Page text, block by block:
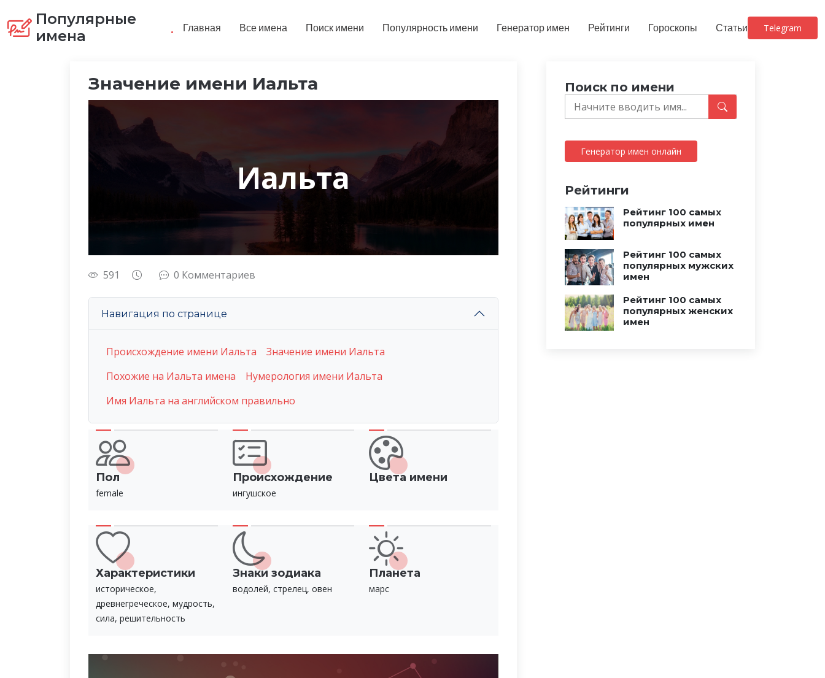
Популярные
имена
. Главная Все имена Поиск имени Популярность имени Генератор имен Рейтинги Гороскопы Статьи Telegram
Значение имени Иальта
Иальта
591 0 Комментариев
Навигация по странице
Происхождение имени Иальта
Значение имени Иальта
Похожие на Иальта имена
Нумерология имени Иальта
Имя Иальта на английском правильно
Пол
female
Происхождение
ингушское
Цвета имени
Характеристики
историческое,
древнегреческое, мудрость,
сила, решительность
Знаки зодиака
водолей, стрелец, овен
Планета
марс
Поиск по имени
Генератор имен онлайн
Рейтинги
Рейтинг 100 самых
популярных имен
Рейтинг 100 самых
популярных мужских
имен
Рейтинг 100 самых
популярных женских
имен